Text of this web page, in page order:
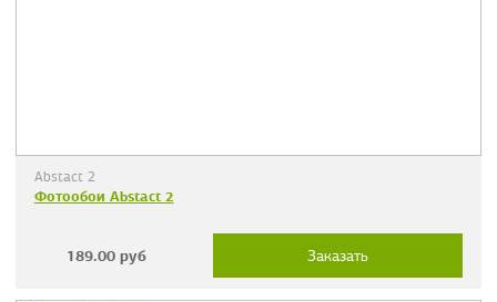
Abstact 2
Фотообои Abstact 2
189.00 руб Заказать